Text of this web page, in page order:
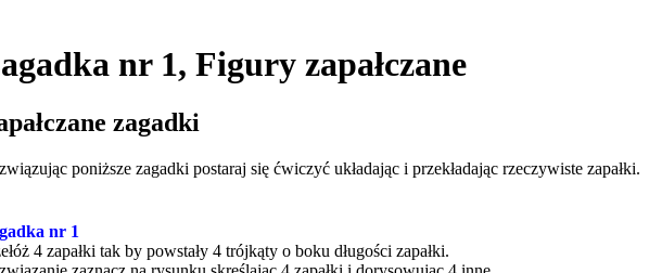
nr 1, Figury zapałczane
zagadki
poniższe zagadki postaraj się ćwiczyć układając i przekładając rzeczywiste zapałki.
nr 1
4 zapałki tak by powstały 4 trójkąty o boku długości zapałki.